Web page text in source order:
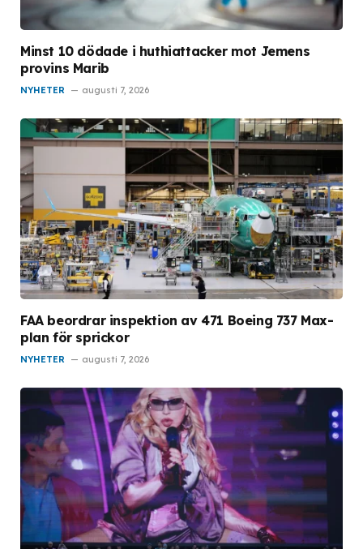
Minst 10 dödade i huthiattacker mot Jemens
provins Marib
NYHETER augusti 7, 2026
FAA beordrar inspektion av 471 Boeing 737 Max-
plan för sprickor
NYHETER augusti 7, 2026